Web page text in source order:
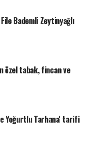
Bademli Zeytinyağlı
özel tabak, fincan ve
Yoğurtlu Tarhana' tarifi